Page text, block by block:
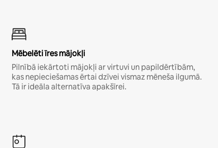
Mēbelēti īres mājokļi
Pilnībā iekārtoti mājokļi ar virtuvi un papildērtībām,
kas nepieciešamas ērtai dzīvei vismaz mēneša ilgumā.
Tā ir ideāla alternatīva apakšīrei.